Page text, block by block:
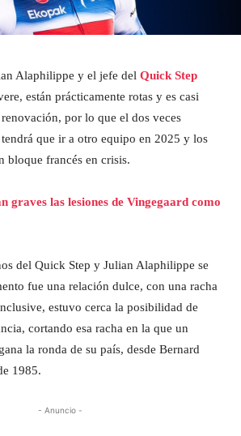
Alaphilippe y el jefe del Quick Step
están prácticamente rotas y es casi
por lo que el dos veces
que ir a otro equipo en 2025 y los
bloque francés en crisis.
graves las lesiones de Vingegaard como
del Quick Step y Julian Alaphilippe se
fue una relación dulce, con una racha
estuvo cerca la posibilidad de
cortando esa racha en la que un
la ronda de su país, desde Bernard
1985.
- Anuncio -